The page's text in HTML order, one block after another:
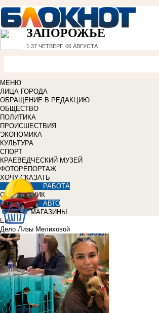
ЗАПОРОЖЬЕ
1:37 ЧЕТВЕРГ, 06 АВГУСТА
МЕНЮ
ЛИЦА ГОРОДА
ОБРАЩЕНИЕ В РЕДАКЦИЮ
ОБЩЕСТВО
ПОЛИТИКА
ПРОИСШЕСТВИЯ
ЭКОНОМИКА
КУЛЬТУРА
СПОРТ
КРАЕВЕДЧЕСКИЙ МУЗЕЙ
ФОТОРЕПОРТАЖ
ХОЧУ СКАЗАТЬ
РАБОТА
СПРАВОЧНИК
АВТО
МАГАЗИНЫ
Еще
Дело Лизы Мелиховой